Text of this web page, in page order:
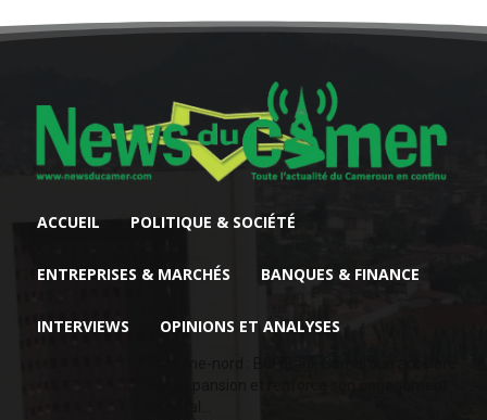
ACCUEIL POLITIQUE & SOCIÉTÉ
ENTREPRISES & MARCHÉS BANQUES & FINANCE
INTERVIEWS OPINIONS ET ANALYSES